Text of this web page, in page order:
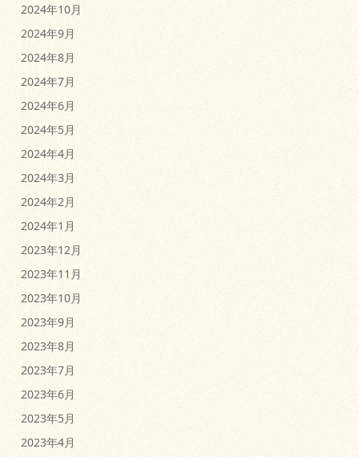
2024年10月
2024年9月
2024年8月
2024年7月
2024年6月
2024年5月
2024年4月
2024年3月
2024年2月
2024年1月
2023年12月
2023年11月
2023年10月
2023年9月
2023年8月
2023年7月
2023年6月
2023年5月
2023年4月